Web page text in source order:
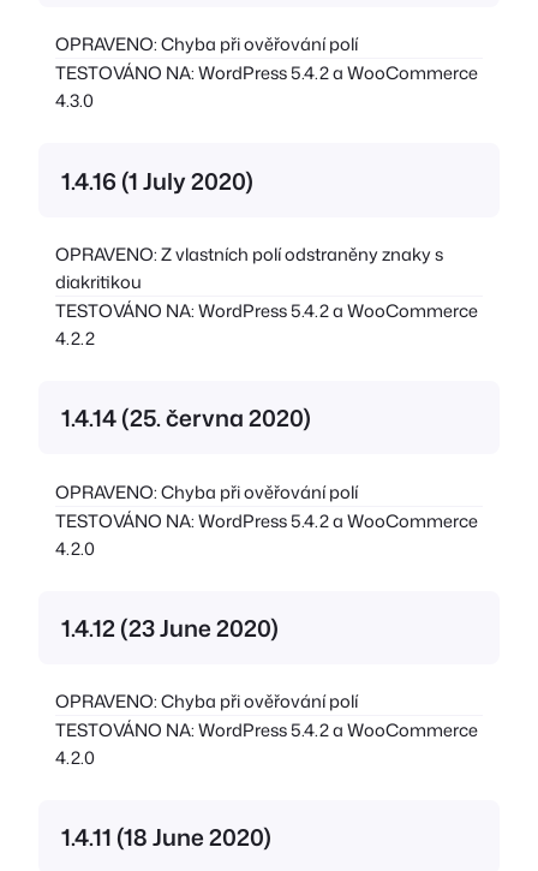
OPRAVENO: Chyba při ověřování polí
TESTOVÁNO NA: WordPress 5.4.2 a WooCommerce
4.3.0
1.4.16 (1 July 2020)
OPRAVENO: Z vlastních polí odstraněny znaky s
diakritikou
TESTOVÁNO NA: WordPress 5.4.2 a WooCommerce
4.2.2
1.4.14 (25. června 2020)
OPRAVENO: Chyba při ověřování polí
TESTOVÁNO NA: WordPress 5.4.2 a WooCommerce
4.2.0
1.4.12 (23 June 2020)
OPRAVENO: Chyba při ověřování polí
TESTOVÁNO NA: WordPress 5.4.2 a WooCommerce
4.2.0
1.4.11 (18 June 2020)